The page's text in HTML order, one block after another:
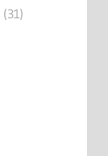
(31)